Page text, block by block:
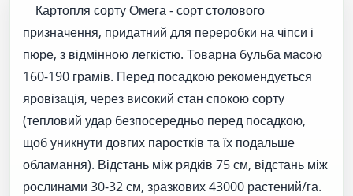
Картопля сорту Омега - сорт столового
призначення, придатний для переробки на чіпси і
пюре, з відмінною легкістю. Товарна бульба масою
160-190 грамів. Перед посадкою рекомендується
яровізація, через високий стан спокою сорту
(тепловий удар безпосередньо перед посадкою,
щоб уникнути довгих паростків та їх подальше
обламання). Відстань між рядків 75 см, відстань між
рослинами 30-32 см, зразкових 43000 растений/га.